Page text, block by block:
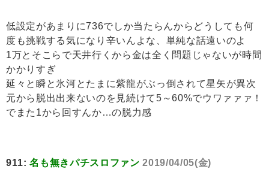
低設定があまりに736でしか当たらんからどうしても何
度も挑戦する気になり辛いんよな、単純な話遠いのよ
1万とそこらで天井行くから金は全く問題じゃないが時間
かかりすぎ
延々と瞬と氷河とたまに紫龍がぶっ倒されて星矢が異次
元から脱出出来ないのを見続けて5～60%でウワァァァ！
でまた1から回すんか…の脱力感
911:名も無きパチスロファン 2019/04/05(金)